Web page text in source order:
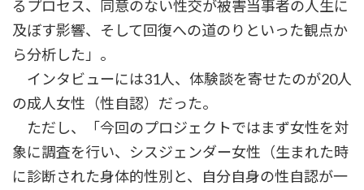
るプロセス、同意のない性交が被害当事者の人生に
及ぼす影響、そして回復への道のりといった観点か
ら分析した」。
インタビューには31人、体験談を寄せたのが20人
の成人女性（性自認）だった。
ただし、「今回のプロジェクトではまず女性を対
象に調査を行い、シスジェンダー女性（生まれた時
に診断された身体的性別と、自分自身の性自認が一